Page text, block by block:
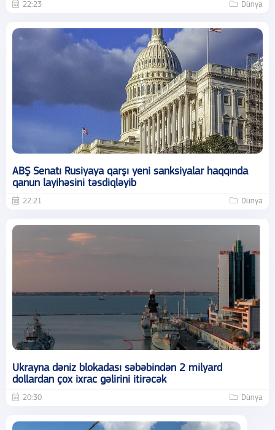
22:23 Dünya
ABŞ Senatı Rusiyaya qarşı yeni sanksiyalar haqqında
qanun layihəsini təsdiqləyib
22:21 Dünya
Ukrayna dəniz blokadası səbəbindən 2 milyard
dollardan çox ixrac gəlirini itirəcək
20:30 Dünya